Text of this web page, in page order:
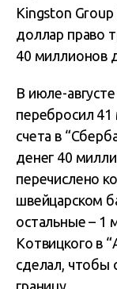
Kingston Group
доллар право
40 миллионов
В июле-
перебросил
счета в
денег 40
перечислено
швейцарском
остальные – 1
Котвицкого в
сделал, чтобы
границу.